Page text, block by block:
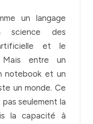
un langage
science des
et le
Mais entre un
notebook et un
un monde. Ce
seulement la
la capacité à